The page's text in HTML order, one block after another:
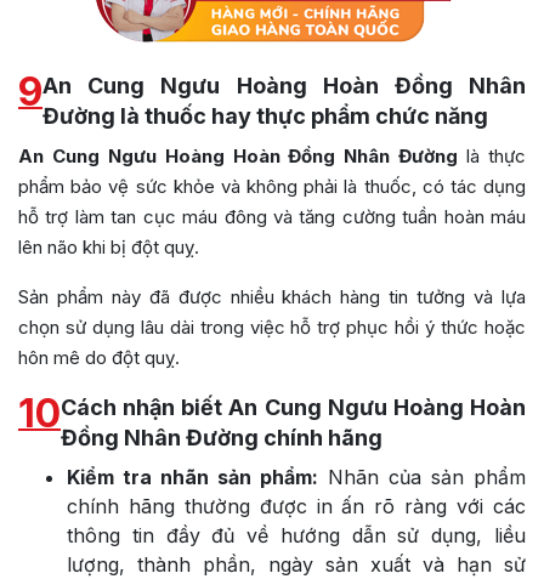
9An Cung Ngưu Hoàng Hoàn Đồng Nhân
Đường là thuốc hay thực phẩm chức năng
An Cung Ngưu Hoàng Hoàn Đồng Nhân Đường là thực
phẩm bảo vệ sức khỏe và không phải là thuốc, có tác dụng
hỗ trợ làm tan cục máu đông và tăng cường tuần hoàn máu
lên não khi bị đột quỵ.
Sản phẩm này đã được nhiều khách hàng tin tưởng và lựa
chọn sử dụng lâu dài trong việc hỗ trợ phục hồi ý thức hoặc
hôn mê do đột quỵ.
10Cách nhận biết An Cung Ngưu Hoàng Hoàn
Đồng Nhân Đường chính hãng
Kiểm tra nhãn sản phẩm: Nhãn của sản phẩm
chính hãng thường được in ấn rõ ràng với các
thông tin đầy đủ về hướng dẫn sử dụng, liều
lượng, thành phần, ngày sản xuất và hạn sử